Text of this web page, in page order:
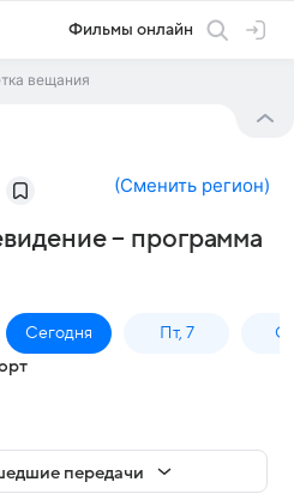
Фильмы онлайн
вещания
(Сменить регион)
– программа
Сегодня Пт, 7
передачи